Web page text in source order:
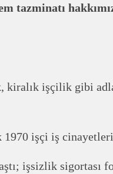
tazminatı
kiralık işçilik gibi
1970 işçi iş
işsizlik sigortası